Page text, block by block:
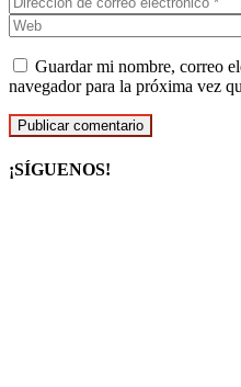
Guardar mi nombre, correo
navegador para la próxima vez
¡SÍGUENOS!